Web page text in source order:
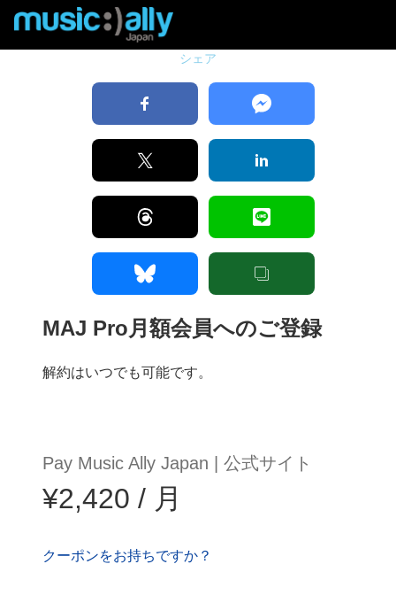
シェア
MAJ Pro月額会員へのご登録
解約はいつでも可能です。
Pay Music Ally Japan | 公式サイト
¥2,420 / 月
クーポンをお持ちですか？